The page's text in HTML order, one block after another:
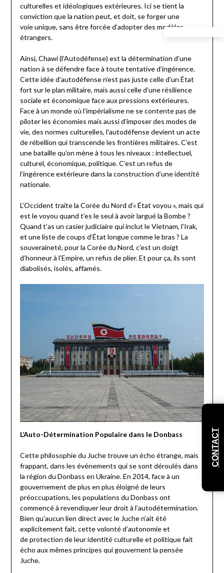
culturelles et idéologiques extérieures. Ici se tient la
conviction que la nation peut, et doit, se forger une
voie unique, sans être forcée d’adopter des modèles
étrangers.
Ainsi, Chawi (l’Autodéfense) est la détermination d’une
nation à se défendre face à toute tentative d’ingérence.
Cette idée d’autodéfense n’est pas juste celle d’un État
fort sur le plan militaire, mais aussi celle d’une résilience
sociale et économique face aux pressions extérieures.
Face à un monde où l’impérialisme ne se contente pas de
piloter les économies mais aussi d’imposer des modes de
vie, des normes culturelles, l’autodéfense devient un acte
de rébellion qui transcende les frontières militaires. C’est
une bataille qu’on mène à tous les niveaux : intellectuel,
culturel, économique, politique. C’est un refus de
l’ingérence extérieure dans la construction d’une identité
nationale.
L’Occident traite la Corée du Nord d’« État voyou », mais qui
est le voyou quand t’es le seul à avoir largué la Bombe ?
Quand t’as un casier judiciaire qui inclut le Vietnam, l’Irak,
et une liste de coups d’État longue comme le bras ? La
souveraineté, pour la Corée du Nord, c’est un doigt
d’honneur à l’Empire, un refus de plier. Et pour ça, ils sont
diabolisés, isolés, affamés.
L’Auto-Détermination Populaire dans le Donbass
Cette philosophie du Juche trouve un écho étrange, mais
frappant, dans les événements qui se sont déroulés dans
la région du Donbass en Ukraine. En 2014, face à un
gouvernement de plus en plus éloigné de leurs
préoccupations, les populations du Donbass ont
commencé à revendiquer leur droit à l’autodétermination.
Bien qu’aucun lien direct avec le Juche n’ait été
explicitement fait, cette volonté d’autonomie et
de protection de leur identité culturelle et politique fait
écho aux mêmes principes qui gouvernent la pensée
Juche.
CONTACT